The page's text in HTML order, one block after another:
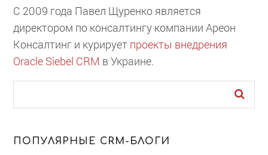
С 2009 года Павел Щуренко является
директором по консалтингу компании Ареон
Консалтинг и курирует проекты внедрения
Oracle Siebel CRM в Украине.
ПОПУЛЯРНЫЕ CRM-БЛОГИ